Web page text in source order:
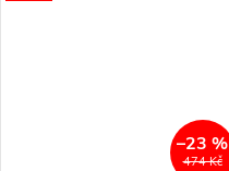
474 Kč
–23 %